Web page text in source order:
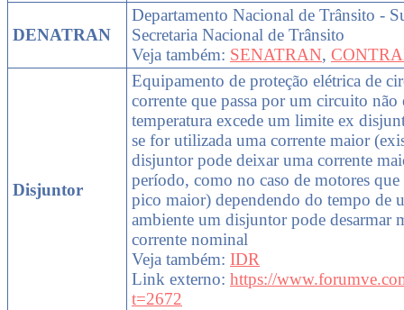
DENATRAN
Departamento Nacional de Trânsito -
Secretaria Nacional de Trânsito
Veja também: SENATRAN,
Disjuntor
Equipamento de proteção elétrica de
corrente que passa por um circuito
temperatura excede um limite ex
se for utilizada uma corrente maior
disjuntor pode deixar uma corrente
período, como no caso de motores
pico maior) dependendo do tempo de
ambiente um disjuntor pode desarmar
corrente nominal
Veja também: IDR
Link externo: https://
t=2672